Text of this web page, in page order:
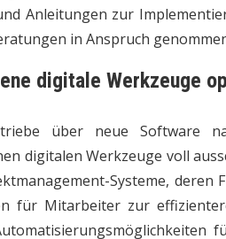
Anleitungen zur
in Anspruch
digitale Werkzeuge
über neue Software
digitalen Werkzeuge voll
Systeme,
für Mitarbeiter zur